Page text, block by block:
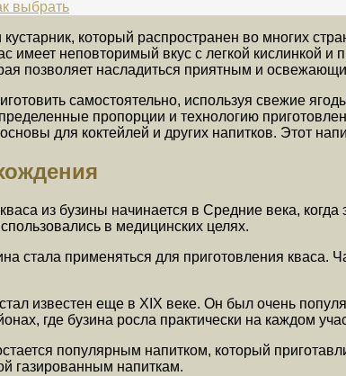
выбрать
который распространен во многих
имеет неповторимый вкус с легкой кислинкой
позволяет насладиться приятным и
самостоятельно, используя свежие
пропорции и технологию
для коктейлей и других напитков. Этот
из бузины начинается в Средние века,
в медицинских целях.
стала применяться для приготовления
известен еще в XIX веке. Он был очень
где бузина росла практически на каждом
популярным напитком, который
газированным напиткам.